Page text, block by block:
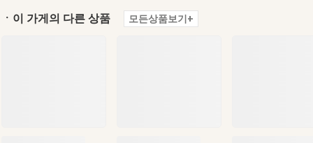
ㆍ이 가게의 다른 상품 모든상품보기+